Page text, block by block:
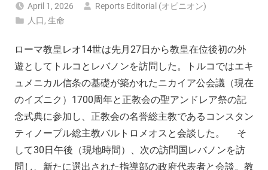
April 1, 2026
Reports Editorial (オピニオン)
人口,生命
ローマ教皇レオ14世は先月27日から教皇在位後初の外
遊としてトルコとレバノンを訪問した。トルコではエキ
ュメニカル信条の基礎が築かれたニカイア公会議（現在
のイズニク）1700周年と正教会の聖アンドレア祭の記
念式典に参加し、正教会の名誉総主教であるコンスタン
ティノープル総主教バルトロメオスと会談した。 そ
して30日午後（現地時間）、次の訪問国レバノンを訪
問し、新たに選出された指導部の政府代表者と会談。教